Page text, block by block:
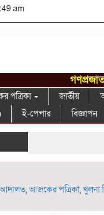
am
পত্রিকা জাতীয়
ই-পেপার বিজ্ঞাপন
,আজকের পত্রিকা,খুলনা